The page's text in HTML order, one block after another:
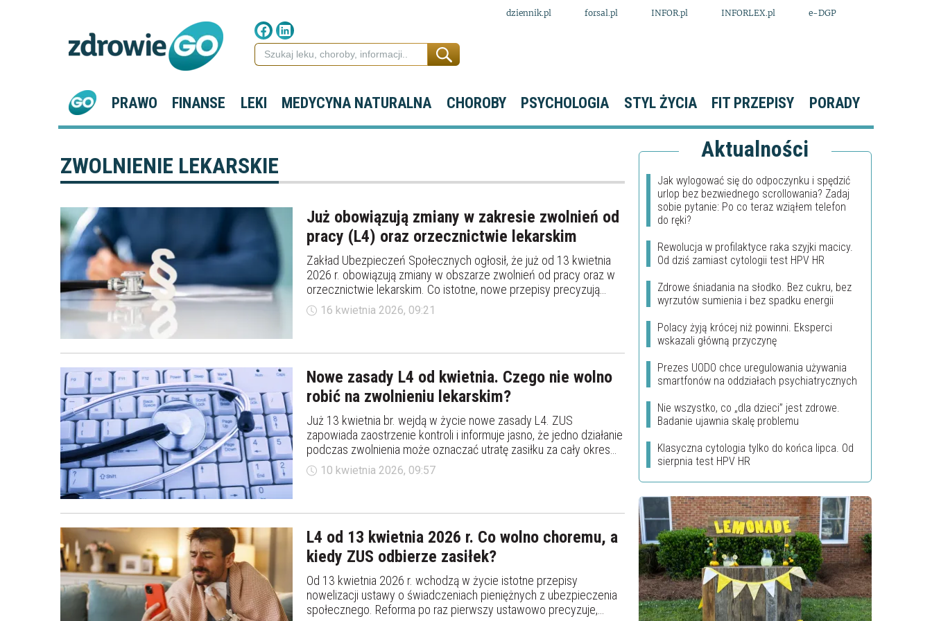
dziennik.pl forsal.pl INFOR.pl INFORLEX.pl e-DGP
PRAWO FINANSE LEKI MEDYCYNA NATURALNA CHOROBY PSYCHOLOGIA STYL ŻYCIA FIT PRZEPISY PORADY
ZWOLNIENIE LEKARSKIE
Już obowiązują zmiany w zakresie zwolnień od
pracy (L4) oraz orzecznictwie lekarskim
Zakład Ubezpieczeń Społecznych ogłosił, że już od 13 kwietnia
2026 r. obowiązują zmiany w obszarze zwolnień od pracy oraz w
orzecznictwie lekarskim. Co istotne, nowe przepisy precyzują
pojęcia pracy zarobkowej i aktywności niezgodnej z celem
zwolnienia od pracy. Co trzeba wiedzieć i z czym należy się liczyć?
16 kwietnia 2026, 09:21
Nowe zasady L4 od kwietnia. Czego nie wolno
robić na zwolnieniu lekarskim?
Już 13 kwietnia br. wejdą w życie nowe zasady L4. ZUS
zapowiada zaostrzenie kontroli i informuje jasno, że jedno działanie
podczas zwolnienia może oznaczać utratę zasiłku za cały okres
choroby. Czego nie wolno robić na zwolnieniu lekarskim?
10 kwietnia 2026, 09:57
L4 od 13 kwietnia 2026 r. Co wolno choremu, a
kiedy ZUS odbierze zasiłek?
Od 13 kwietnia 2026 r. wchodzą w życie istotne przepisy
nowelizacji ustawy o świadczeniach pieniężnych z ubezpieczenia
społecznego. Reforma po raz pierwszy ustawowo precyzuje,
Aktualności
Jak wylogować się do odpoczynku i spędzić
urlop bez bezwiednego scrollowania? Zadaj
sobie pytanie: Po co teraz wziąłem telefon
do ręki?
Rewolucja w profilaktyce raka szyjki macicy.
Od dziś zamiast cytologii test HPV HR
Zdrowe śniadania na słodko. Bez cukru, bez
wyrzutów sumienia i bez spadku energii
Polacy żyją krócej niż powinni. Eksperci
wskazali główną przyczynę
Prezes UODO chce uregulowania używania
smartfonów na oddziałach psychiatrycznych
Nie wszystko, co „dla dzieci” jest zdrowe.
Badanie ujawnia skalę problemu
Klasyczna cytologia tylko do końca lipca. Od
sierpnia test HPV HR